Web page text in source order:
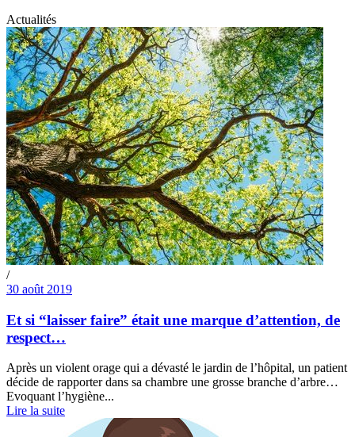
Actualités
/
30 août 2019
Et si “laisser faire” était une marque d’attention, de
respect…
Après un violent orage qui a dévasté le jardin de l’hôpital, un patient
décide de rapporter dans sa chambre une grosse branche d’arbre…
Evoquant l’hygiène...
Lire la suite